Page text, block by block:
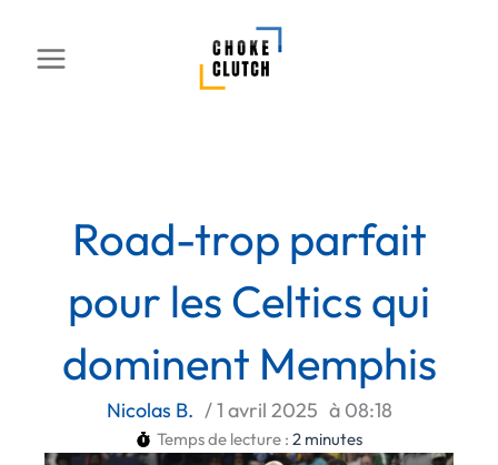
contenu
Road-trop parfait
pour les Celtics qui
dominent Memphis
Nicolas B. /1 avril 2025 à 08:18
Temps de lecture : 2 minutes